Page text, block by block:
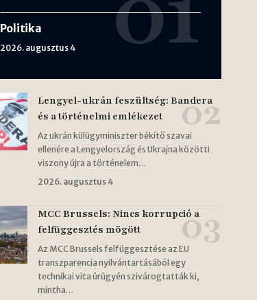
Politika
2026. augusztus 4
Lengyel-ukrán feszültség: Bandera
és a történelmi emlékezet
Az ukrán külügyminiszter békítő szavai
ellenére a Lengyelország és Ukrajna közötti
viszony újra a történelem…
2026. augusztus 4
MCC Brussels: Nincs korrupció a
felfüggesztés mögött
Az MCC Brussels felfüggesztése az EU
transzparencia nyilvántartásából egy
technikai vita ürügyén szivárogtatták ki,
mintha…